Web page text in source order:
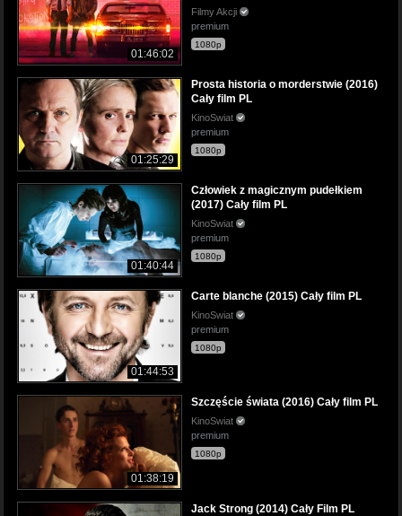
01:46:02
Filmy Akcji
premium
1080p
01:25:29
Prosta historia o morderstwie (2016)
Cały film PL
KinoSwiat
premium
1080p
01:40:44
Człowiek z magicznym pudełkiem
(2017) Cały film PL
KinoSwiat
premium
1080p
01:44:53
Carte blanche (2015) Cały film PL
KinoSwiat
premium
1080p
01:38:19
Szczęście świata (2016) Cały film PL
KinoSwiat
premium
1080p
Jack Strong (2014) Cały Film PL